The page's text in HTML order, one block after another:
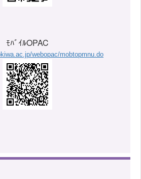
ﾓﾊﾞｲﾙOPAC
webopac/mobtopmnu.do